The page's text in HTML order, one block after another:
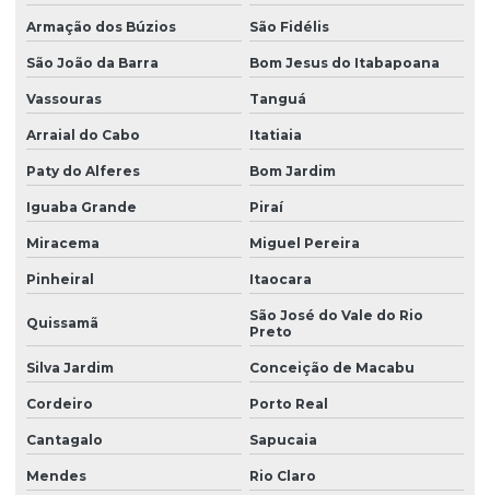
Armação dos Búzios São Fidélis
São João da Barra Bom Jesus do Itabapoana
Vassouras Tanguá
Arraial do Cabo Itatiaia
Paty do Alferes Bom Jardim
Iguaba Grande Piraí
Miracema Miguel Pereira
Pinheiral Itaocara
Quissamã
São José do Vale do Rio
Preto
Silva Jardim Conceição de Macabu
Cordeiro Porto Real
Cantagalo Sapucaia
Mendes Rio Claro